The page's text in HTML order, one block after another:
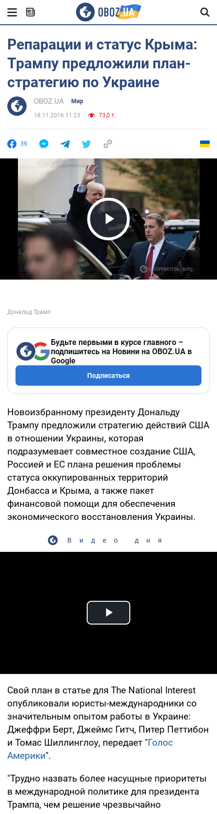
Репарации и статус Крыма:
Трампу предложили план-
стратегию по Украине
OBOZ.UA Мир
18.11.2016 11:23 73,0 т.
39
Play Video
Будьте первыми в курсе главного –
подпишитесь на Новини на OBOZ.UA в
Google
Подписаться
Новоизбранному президенту Дональду
Трампу предложили стратегию действий США
в отношении Украины, которая
подразумевает совместное создание США,
Россией и ЕС плана решения проблемы
статуса оккупированных территорий
Донбасса и Крыма, а также пакет
финансовой помощи для обеспечения
экономического восстановления Украины.
Видео дня
Play Video
Свой план в статье для The National Interest
опубликовали юристы-международники со
значительным опытом работы в Украине:
Джеффри Берт, Джеймс Гитч, Питер Петтибон
и Томас Шиллинглоу, передает "Голос
Америки".
"Трудно назвать более насущные приоритеты
в международной политике для президента
Трампа, чем решение чрезвычайно